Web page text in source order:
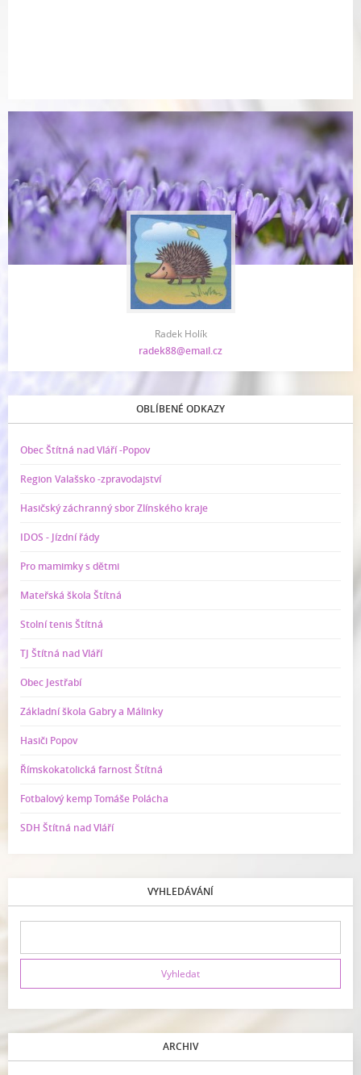
Radek Holík
radek88@email.cz
OBLÍBENÉ ODKAZY
Obec Štítná nad Vláří -Popov
Region Valašsko -zpravodajství
Hasičský záchranný sbor Zlínského kraje
IDOS - Jízdní řády
Pro mamimky s dětmi
Mateřská škola Štítná
Stolní tenis Štítná
TJ Štítná nad Vláří
Obec Jestřabí
Základní škola Gabry a Málinky
Hasiči Popov
Římskokatolická farnost Štítná
Fotbalový kemp Tomáše Polácha
SDH Štítná nad Vláří
VYHLEDÁVÁNÍ
ARCHIV